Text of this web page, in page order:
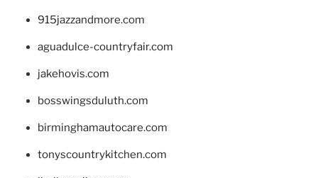
915jazzandmore.com
aguadulce-countryfair.com
jakehovis.com
bosswingsduluth.com
birminghamautocare.com
tonyscountrykitchen.com